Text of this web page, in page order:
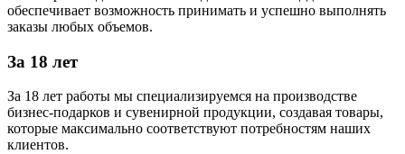
обеспечивает возможность принимать и успешно выполнять
заказы любых объемов.
За 18 лет
За 18 лет работы мы специализируемся на производстве
бизнес-подарков и сувенирной продукции, создавая товары,
которые максимально соответствуют потребностям наших
клиентов.